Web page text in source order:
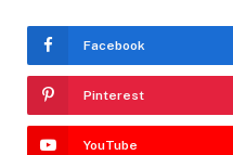
Facebook
Pinterest
YouTube